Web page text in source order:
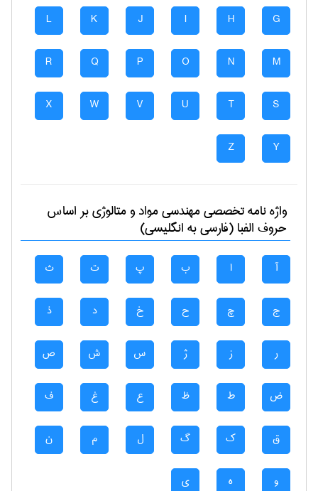
G
H
I
J
K
L
M
N
O
P
Q
R
S
T
U
V
W
X
Y
Z
واژه نامه تخصصیمهندسی مواد و متالوژیبر اساس
حروف الفبا (فارسی به انگلیسی)
آ ا ب پ ت ث
ج چ ح خ د ذ
ر ز ژ س ش ص
ض ط ظ ع غ ف
ق ک گ ل م ن
و ه ی